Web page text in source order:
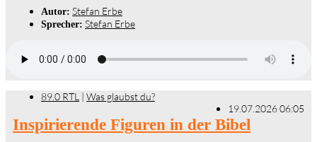
Autor: Stefan Erbe
Sprecher: Stefan Erbe
89.0 RTL | Was glaubst du?
19.07.2026 06:05
Inspirierende Figuren in der Bibel